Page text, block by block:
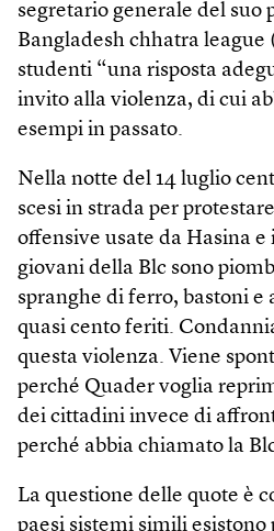
segretario generale del suo
Bangladesh chhatra league
studenti “una risposta
invito alla violenza, di cui
esempi in passato.
Nella notte del 14 luglio
scesi in strada per
offensive usate da Hasina e
giovani della Blc sono
spranghe di ferro, bastoni e
quasi cento feriti.
questa violenza. Viene
perché Quader voglia
dei cittadini invece di
perché abbia chiamato la
La questione delle quote è
paesi sistemi simili